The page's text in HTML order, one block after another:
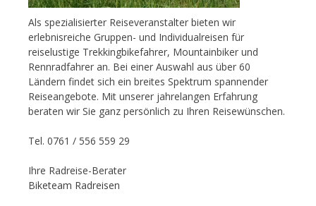
Als spezialisierter Reiseveranstalter bieten wir
erlebnisreiche Gruppen- und Individualreisen für
reiselustige Trekkingbikefahrer, Mountainbiker und
Rennradfahrer an. Bei einer Auswahl aus über 60
Ländern findet sich ein breites Spektrum spannender
Reiseangebote. Mit unserer jahrelangen Erfahrung
beraten wir Sie ganz persönlich zu Ihren Reisewünschen.
Tel. 0761 / 556 559 29
Ihre Radreise-Berater
Biketeam Radreisen